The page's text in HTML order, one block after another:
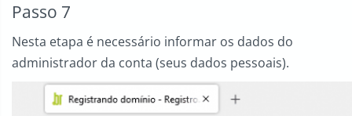
Passo 7
Nesta etapa é necessário informar os dados do
administrador da conta (seus dados pessoais).